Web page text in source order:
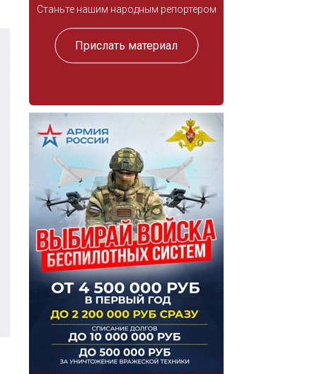
Станьте нашим народным репортером
Прислать материал